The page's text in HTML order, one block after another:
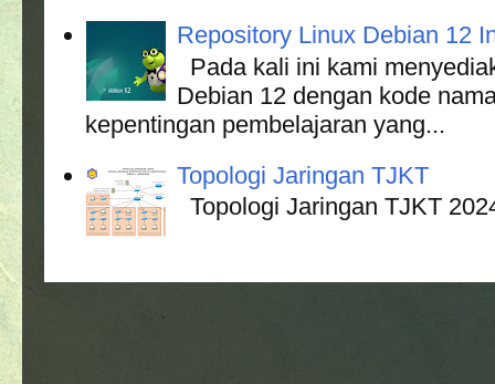
Repository Linux Debian 12
Pada kali ini kami
Debian 12 dengan kode
kepentingan pembelajaran yang...
Topologi Jaringan TJKT
Topologi Jaringan TJKT